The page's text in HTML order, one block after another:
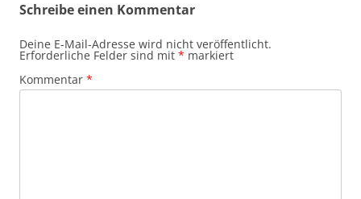
Schreibe einen Kommentar
Deine E-Mail-Adresse wird nicht veröffentlicht.
Erforderliche Felder sind mit * markiert
Kommentar *